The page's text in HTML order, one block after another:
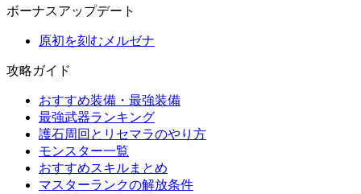
ボーナスアップデート
原初を刻むメルゼナ
攻略ガイド
おすすめ装備・最強装備
最強武器ランキング
護石周回とリセマラのやり方
モンスター一覧
おすすめスキルまとめ
マスターランクの解放条件